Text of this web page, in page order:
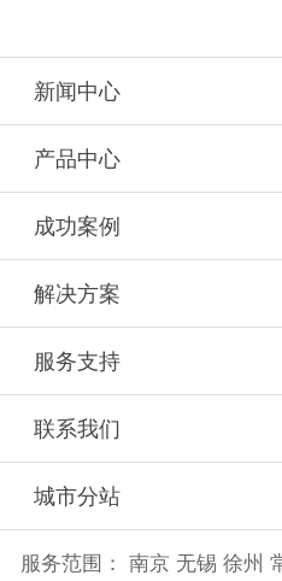
新闻中心
产品中心
成功案例
解决方案
服务支持
联系我们
城市分站
服务范围： 南京 无锡 徐州